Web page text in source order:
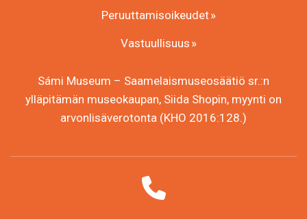
Peruuttamisoikeudet
Vastuullisuus
Sámi Museum – Saamelaismuseosäätiö sr.:n
ylläpitämän museokaupan, Siida Shopin, myynti on
arvonlisäverotonta (KHO 2016:128.)